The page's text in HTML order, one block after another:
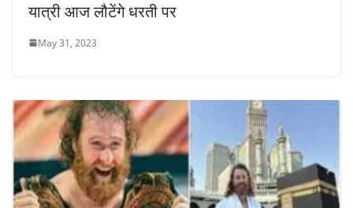
यात्री आज लौटेंगे धरती पर
May 31, 2023